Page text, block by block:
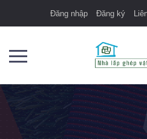
Đăng nhập Đăng ký